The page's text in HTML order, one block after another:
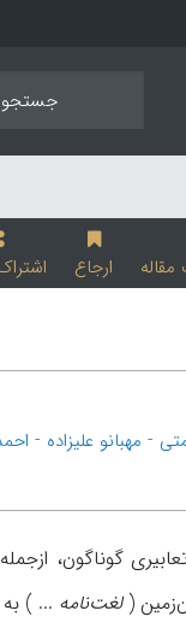
ارجاع
- مهبانو علیزاده -
تعابیری گوناگون،
(لغت‌نامه ... )